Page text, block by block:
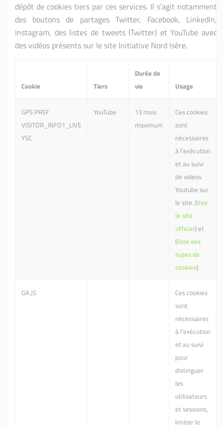
dépôt de cookies tiers par ces services. Il s’agit notamment
des boutons de partages Twitter, Facebook, LinkedIn,
Instagram, des listes de tweets (Twitter) et YouTube avec
des vidéos présents sur le site Initiative Nord Isère.
Cookie Tiers
Durée de
vie
Usage
GPS PREF
VISITOR_INFO1_LIVE
YSC
YouTube
13 mois
maximum
Ces cookies
sont
nécessaires
à l’exécution
et au suivi
de videos
Youtube sur
le site. (Voir
le site
officiel) et
(liste des
types de
cookies)
GA.JS
Ces cookies
sont
nécessaires
à l’exécution
et au suivi
pour
distinguer
les
utilisateurs
et sessions,
limiter le